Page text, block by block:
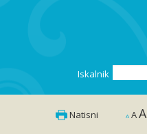
Iskalnik
A AA
Natisni